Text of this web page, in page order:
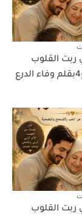
ربت القلوب
ربت القلوب